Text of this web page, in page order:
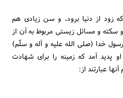
زود از دنیا برود، و سن زیادی هم
سكته و مسائل زیستی مربوط به آن از
خدا (صلی الله علیه و آله و سلّم)
پدید آمد كه زمینه را برای شهادت
عبارتند از: